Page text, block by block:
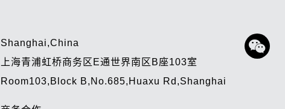
Shanghai,China
上海青浦虹桥商务区E通世界南区B座103室
Room103,Block B,No.685,Huaxu Rd,Shanghai